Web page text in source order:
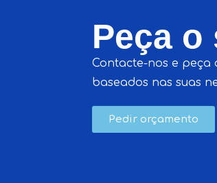
Peça o
Contacte-nos e peça
baseados nas suas
Pedir orçamento